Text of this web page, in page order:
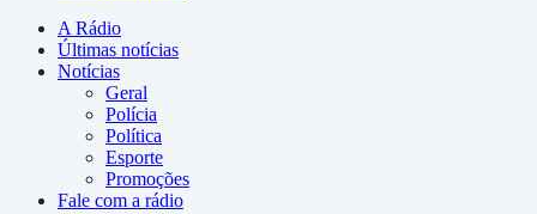
A Rádio
Últimas notícias
Notícias
Geral
Polícia
Política
Esporte
Promoções
Fale com a rádio